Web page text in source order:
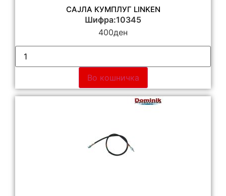
САЈЛА КУМПЛУГ LINKEN
Шифра:10345
400ден
Во кошничка